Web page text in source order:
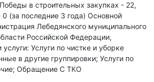
Победы в строительных закупках - 22,
(за последние 3 года) Основной
Лебедянского муниципального
Российской Федерации,
Услуги по чистке и уборке
в другие группировки; Услуги по
Обращение С ТКО